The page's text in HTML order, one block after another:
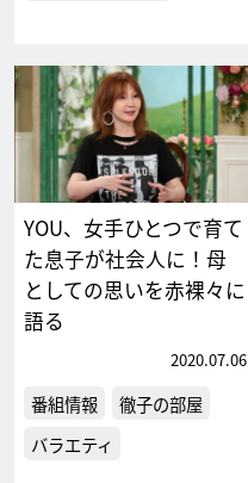
YOU、女手ひとつで育て
た息子が社会人に！母
としての思いを赤裸々に
語る
2020.07.06
番組情報
徹子の部屋
バラエティ